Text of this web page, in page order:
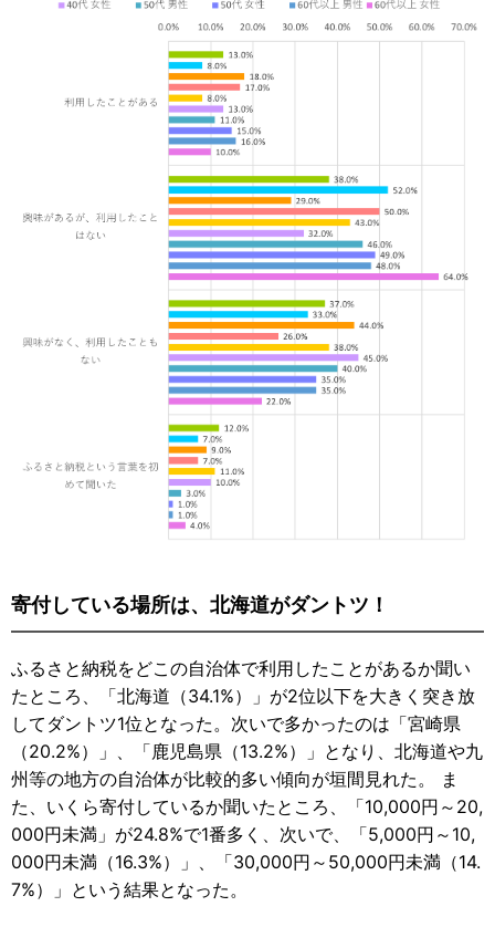
寄付している場所は、北海道がダントツ！
ふるさと納税をどこの自治体で利用したことがあるか聞い
たところ、「北海道（34.1%）」が2位以下を大きく突き放
してダントツ1位となった。次いで多かったのは「宮崎県
（20.2%）」、「鹿児島県（13.2%）」となり、北海道や九
州等の地方の自治体が比較的多い傾向が垣間見れた。 ま
た、いくら寄付しているか聞いたところ、「10,000円～20,
000円未満」が24.8%で1番多く、次いで、「5,000円～10,
000円未満（16.3%）」、「30,000円～50,000円未満（14.
7%）」という結果となった。